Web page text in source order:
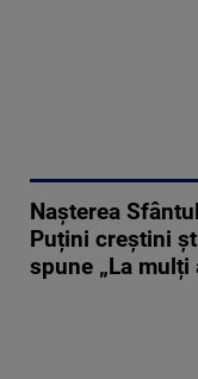
Nașterea
Puțini creștini
spune „La mulți